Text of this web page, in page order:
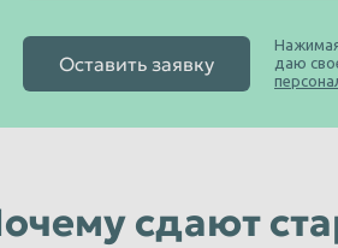
Оставить заявку
Нажимая
даю
сдают